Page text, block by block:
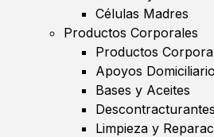
Células Madres
Productos Corporales
Productos
Apoyos
Bases y Aceites
Limpieza y